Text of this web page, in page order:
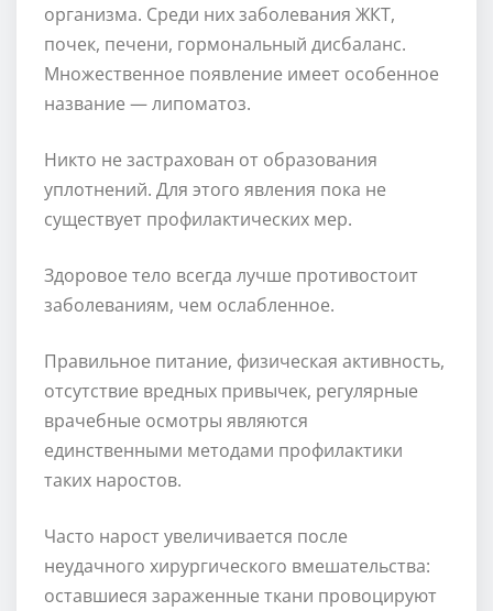
организма. Среди них заболевания ЖКТ,
почек, печени, гормональный дисбаланс.
Множественное появление имеет особенное
название — липоматоз.
Никто не застрахован от образования
уплотнений. Для этого явления пока не
существует профилактических мер.
Здоровое тело всегда лучше противостоит
заболеваниям, чем ослабленное.
Правильное питание, физическая активность,
отсутствие вредных привычек, регулярные
врачебные осмотры являются
единственными методами профилактики
таких наростов.
Часто нарост увеличивается после
неудачного хирургического вмешательства:
оставшиеся зараженные ткани провоцируют